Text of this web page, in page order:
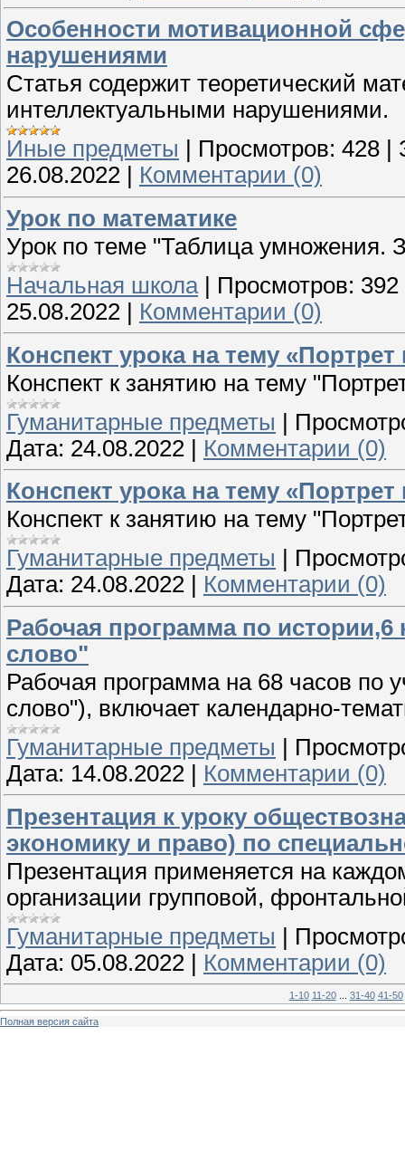
Особенности мотивационной
нарушениями
Статья содержит теоретический
интеллектуальными нарушениями.
Иные предметы
Просмотров: 428
26.08.2022
Комментарии (0)
Урок по математике
Урок по теме "Таблица умножения.
Начальная школа| Просмотров: 392
25.08.2022
Комментарии (0)
Конспект урока на тему
Конспект к занятию на тему
Гуманитарные предметы |
Дата: 24.08.2022 | Комментарии (0)
Конспект урока на тему
Конспект к занятию на тему
Гуманитарные предметы
Дата: 24.08.2022
Комментарии (0)
Рабочая программа по
слово"
Рабочая программа на 68 часов по
слово"), включает календарно-
Гуманитарные предметы
Дата: 14.08.2022
Комментарии (0)
Презентация к уроку
экономику и право) по
Презентация применяется на
организации групповой,
Гуманитарные предметы |
Дата: 05.08.2022 | Комментарии (0)
1-10 11-20 31-40 41-50
Полная версия сайта